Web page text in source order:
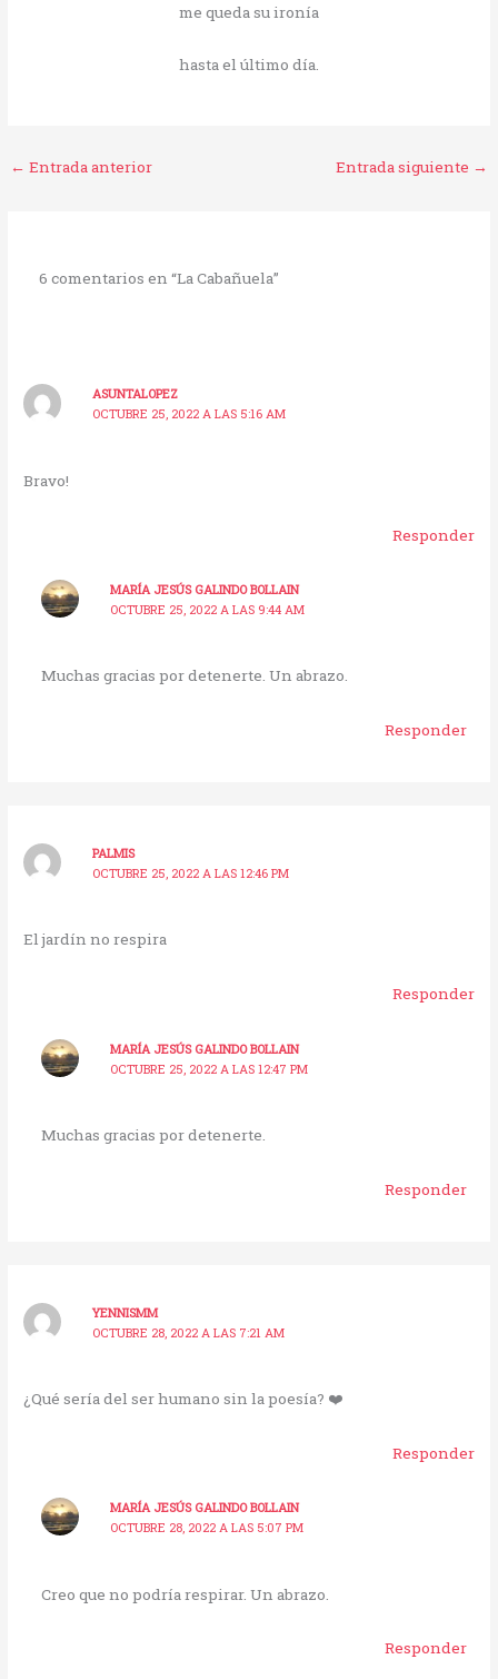
me queda su ironía
hasta el último día.
← Entrada anterior Entrada siguiente →
6 comentarios en “La Cabañuela”
ASUNTALOPEZ
OCTUBRE 25, 2022 A LAS 5:16 AM
Bravo!
Responder
MARÍA JESÚS GALINDO BOLLAIN
OCTUBRE 25, 2022 A LAS 9:44 AM
Muchas gracias por detenerte. Un abrazo.
Responder
PALMIS
OCTUBRE 25, 2022 A LAS 12:46 PM
El jardín no respira
Responder
MARÍA JESÚS GALINDO BOLLAIN
OCTUBRE 25, 2022 A LAS 12:47 PM
Muchas gracias por detenerte.
Responder
YENNISMM
OCTUBRE 28, 2022 A LAS 7:21 AM
¿Qué sería del ser humano sin la poesía? ❤️
Responder
MARÍA JESÚS GALINDO BOLLAIN
OCTUBRE 28, 2022 A LAS 5:07 PM
Creo que no podría respirar. Un abrazo.
Responder